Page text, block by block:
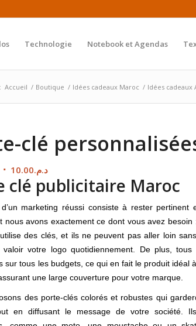
Technologie Notebook et Agendas
Accueil / Boutique / Idées cadeaux Maroc / Idées cadeaux
clé
Le
prix
était :
د.م.12.00.
د.م.10.00
Le
prix
est :
د.م.10.00.
clé publicitaire Maroc
marketing réussi consiste à rester
nous avons exactement ce dont vous avez
des clés, et ils ne peuvent pas aller loin
votre logo quotidiennement. De plus,
sur tous les budgets, ce qui en fait le produit idéal
une large couverture pour votre marque.
des porte-clés colorés et robustes qui
en diffusant le message de votre société.